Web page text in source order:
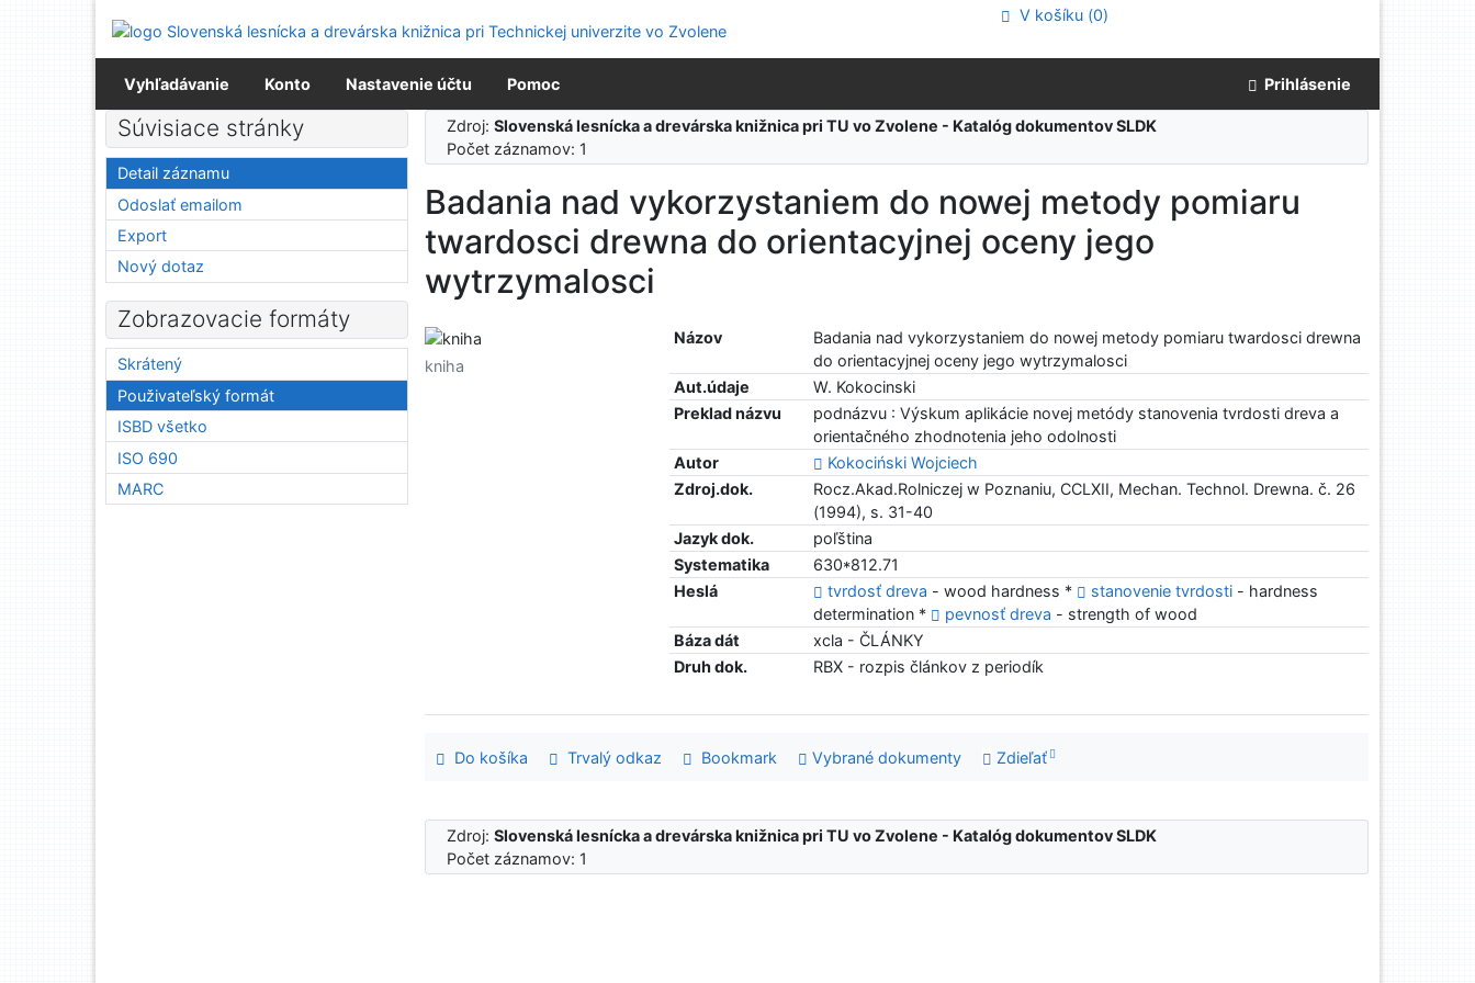
Prejsť na menu
Prehlásenie o webovej prístupnosti
V košíku (0)
Vyhľadávanie Konto Nastavenie účtu Pomoc Prihlásenie
Zdroj:Slovenská lesnícka a drevárska knižnica pri TU vo Zvolene - Katalóg dokumentov SLDK
Počet záznamov: 1
Badania nad vykorzystaniem do nowej metody pomiaru
twardosci drewna do orientacyjnej oceny jego
wytrzymalosci
Názov
Badania nad vykorzystaniem do nowej metody pomiaru twardosci drewna
do orientacyjnej oceny jego wytrzymalosci
Aut.údaje
W. Kokocinski
Preklad názvu
podnázvu : Výskum aplikácie novej metódy stanovenia tvrdosti dreva a
orientačného zhodnotenia jeho odolnosti
Autor
Kokociński Wojciech
Zdroj.dok.
Rocz.Akad.Rolniczej w Poznaniu, CCLXII, Mechan. Technol. Drewna. č. 26
(1994), s. 31-40
Jazyk dok.
poľština
Systematika
630*812.71
Heslá
tvrdosť dreva - wood hardness * stanovenie tvrdosti - hardness
determination *
pevnosť dreva - strength of wood
Báza dát
xcla - ČLÁNKY
Druh dok.
RBX - rozpis článkov z periodík
kniha
Do košíka Trvalý odkaz Bookmark Vybrané dokumenty Zdieľať
Zdroj:Slovenská lesnícka a drevárska knižnica pri TU vo Zvolene - Katalóg dokumentov SLDK
Počet záznamov: 1
Súvisiace stránky
Detail záznamu
Odoslať emailom
Export
Nový dotaz
Zobrazovacie formáty
Skrátený
Použivateľský formát
ISBD všetko
ISO 690
MARC